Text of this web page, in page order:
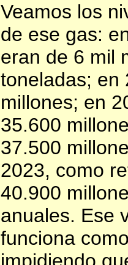
Veamos los
de ese gas:
eran de 6 mil
toneladas; en
millones; en
35.600
37.500
2023, como
40.900
anuales. Ese
funciona